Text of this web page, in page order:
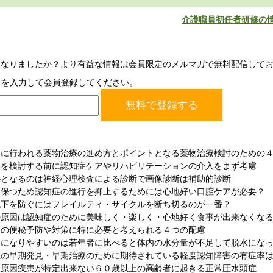
介護職員初任者研修の
りましたか？より有益な情報は会員限定のメルマガで無料配信して
入力して会員登録してください。
行われる薬物治療の進め方とポイントとなる薬物治療検討のための
検討する前に認知症ケアやリハビリテーションの介入をまず考慮
なるのは神経心理検査による診断で画像診断は補助的診断
つため認知症の進行を抑止するためには心地好い口腔ケアが必要？
を防ぐにはフレイルティ・サイクルを断ち切るのが一番？
因は認知症のために美味しく・楽しく・心地好く食事が出来なくな
便秘予防や対策に特に必要と考えられる４つの配慮
なりやすいのは若年者に比べると体内の水分量が不足して脱水にな
早期発見・早期治療のために期待されている軽度認知障害の有症率
因疾患が特定出来ない６０歳以上の高齢者に起きる正常圧水頭症